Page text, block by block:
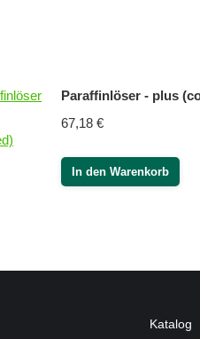
Paraffinlöser - plus
67,18€
In den Warenkorb
Katalog